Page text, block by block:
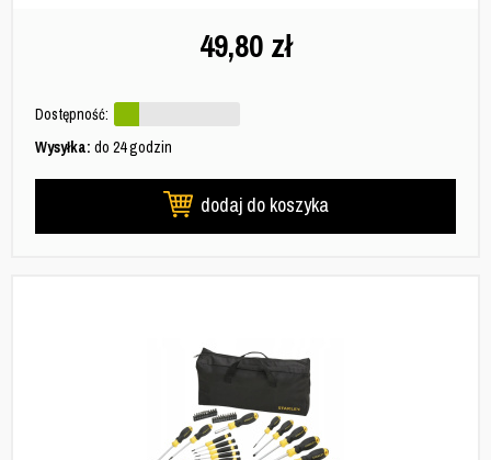
49,80 zł
Dostępność:
Wysyłka: do 24 godzin
dodaj do koszyka